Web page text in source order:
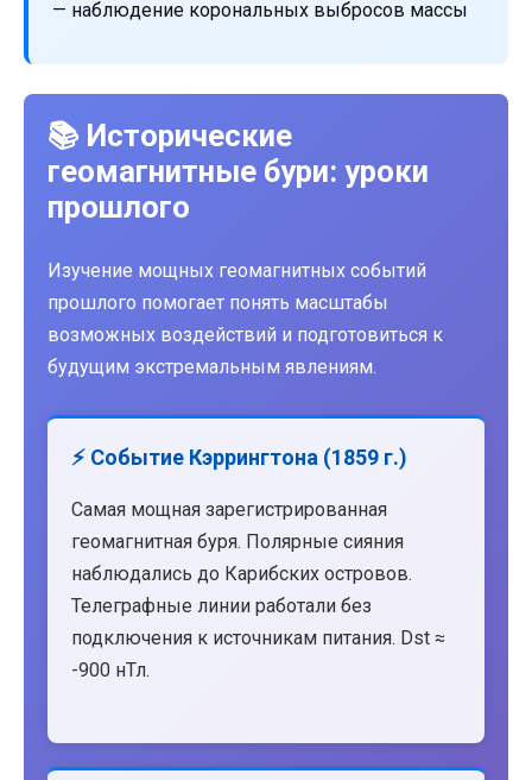
— наблюдение корональных выбросов массы
📚 Исторические
геомагнитные бури: уроки
прошлого
Изучение мощных геомагнитных событий
прошлого помогает понять масштабы
возможных воздействий и подготовиться к
будущим экстремальным явлениям.
⚡ Событие Кэррингтона (1859 г.)
Самая мощная зарегистрированная
геомагнитная буря. Полярные сияния
наблюдались до Карибских островов.
Телеграфные линии работали без
подключения к источникам питания. Dst ≈
-900 нТл.